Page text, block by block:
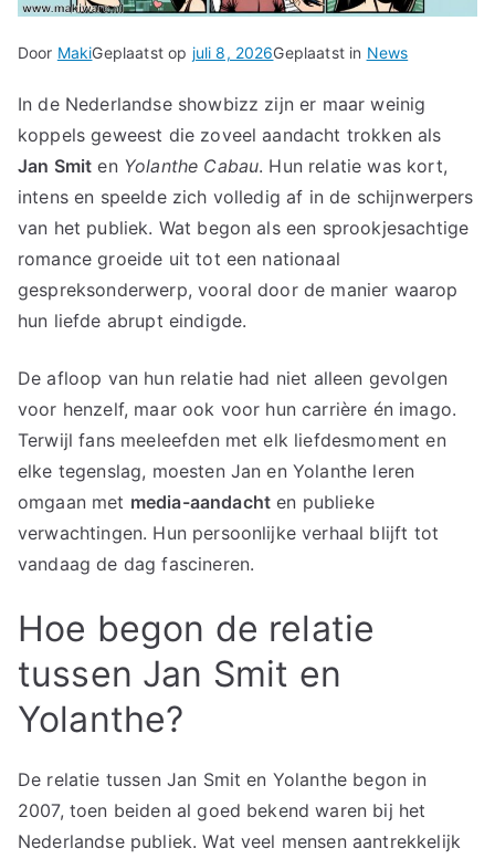
Door MakiGeplaatst op juli 8, 2026Geplaatst in News
In de Nederlandse showbizz zijn er maar weinig
koppels geweest die zoveel aandacht trokken als
Jan Smit en Yolanthe Cabau. Hun relatie was kort,
intens en speelde zich volledig af in de schijnwerpers
van het publiek. Wat begon als een sprookjesachtige
romance groeide uit tot een nationaal
gespreksonderwerp, vooral door de manier waarop
hun liefde abrupt eindigde.
De afloop van hun relatie had niet alleen gevolgen
voor henzelf, maar ook voor hun carrière én imago.
Terwijl fans meeleefden met elk liefdesmoment en
elke tegenslag, moesten Jan en Yolanthe leren
omgaan met media-aandacht en publieke
verwachtingen. Hun persoonlijke verhaal blijft tot
vandaag de dag fascineren.
Hoe begon de relatie
tussen Jan Smit en
Yolanthe?
De relatie tussen Jan Smit en Yolanthe begon in
2007, toen beiden al goed bekend waren bij het
Nederlandse publiek. Wat veel mensen aantrekkelijk